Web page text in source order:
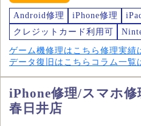
Android修理 iPhone修理
クレジットカード利用可
ゲーム機修理はこちら 修理実績
データ復旧はこちら コラム一覧
iPhone修理/スマホ
春日井店